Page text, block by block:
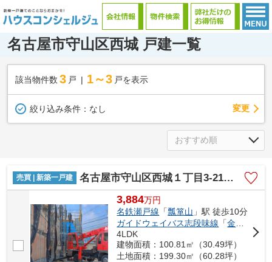
名古屋市守山区西城 戸建一覧
該当物件数 3 戸 1～3 戸を表示
絞り込み条件： なし 変更
売買 | 新築一戸建 名古屋市守山区西城１丁目3-21【仲介手数料無料】新築一戸建て 1号棟
3,884万円
名鉄瀬戸線 「瓢箪山 」駅 徒歩10分
ガイドウェイバス志段味線 「金屋
4LDK
建物面積：100.81㎡（30.49坪）
土地面積：199.30㎡（60.28坪）